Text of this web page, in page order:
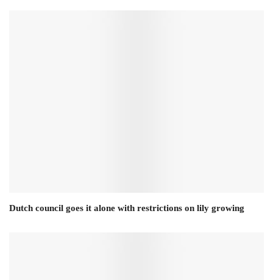
Dutch council goes it alone with restrictions on lily growing